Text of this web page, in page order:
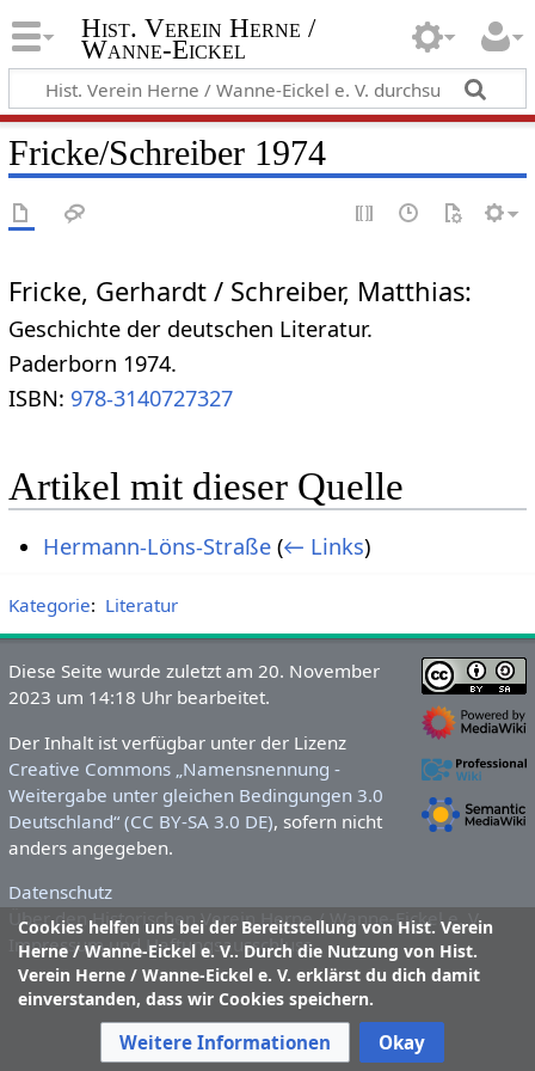
Hist. Verein Herne /
Wanne-Eickel
Fricke/Schreiber 1974
Fricke, Gerhardt / Schreiber, Matthias:
Geschichte der deutschen Literatur.
Paderborn 1974.
ISBN: 978-3140727327
Artikel mit dieser Quelle
Hermann-Löns-Straße (← Links)
Kategorie: Literatur
Cookies helfen uns bei der Bereitstellung von Hist. Verein
Herne / Wanne-Eickel e. V.. Durch die Nutzung von Hist.
Verein Herne / Wanne-Eickel e. V. erklärst du dich damit
einverstanden, dass wir Cookies speichern.
Weitere Informationen Okay
Diese Seite wurde zuletzt am 20. November
2023 um 14:18 Uhr bearbeitet.
Der Inhalt ist verfügbar unter der Lizenz
Creative Commons „Namensnennung -
Weitergabe unter gleichen Bedingungen 3.0
Deutschland“ (CC BY-SA 3.0 DE), sofern nicht
anders angegeben.
Datenschutz
Über den Historischen Verein Herne / Wanne-Eickel e. V.
Impressum und Haftungsausschluss